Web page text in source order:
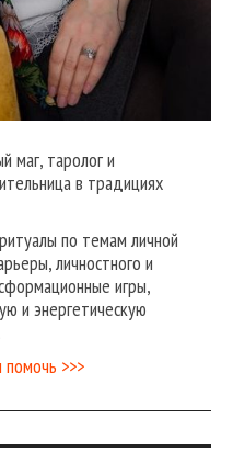
маг, таролог и
в традициях
по темам личной
личностного и
игры,
и энергетическую
>>>